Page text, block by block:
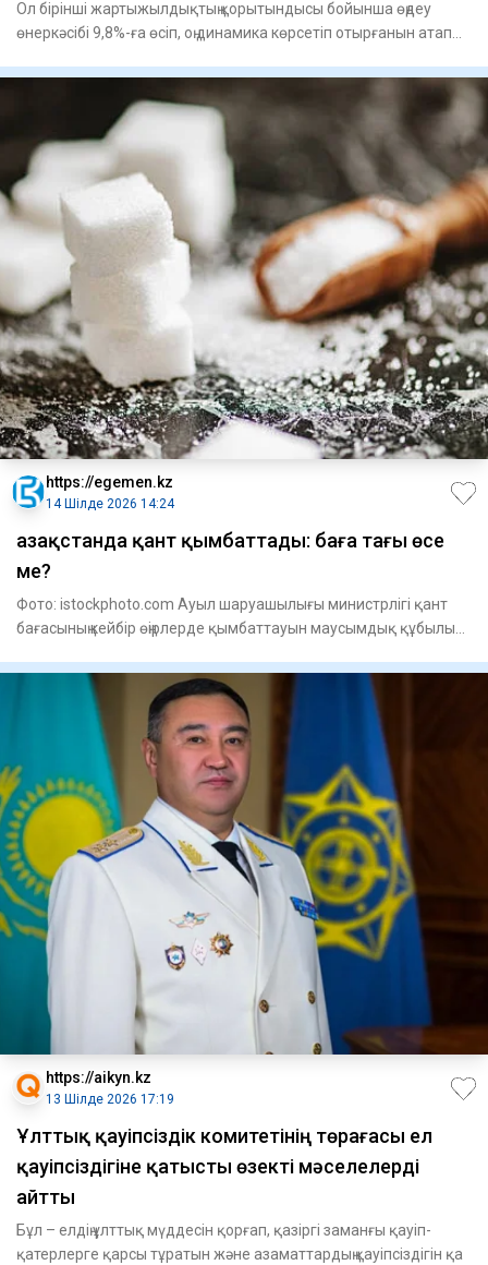
Ол бірінші жартыжылдықтың қорытын­дысы бойынша өңдеу
өнеркәсібі 9,8%-ға өсіп, оң динамика көрсетіп отырғанын атап
https://egemen.kz
14 Шілде 2026 14:24
Қазақстанда қант қымбаттады: баға тағы өсе
ме?
Фото: istockphoto.com Ауыл шаруашылығы министрлігі қант
бағасының кейбір өңірлерде қымбаттауын маусымдық құбылыс
https://aikyn.kz
13 Шілде 2026 17:19
Ұлттық қауіпсіздік комитетінің төрағасы ел
қауіпсіздігіне қатысты өзекті мәселелерді
айтты
Бұл – елдің ұлттық мүддесін қорғап, қазіргі заманғы қауіп-
қатерлерге қарсы тұратын және азаматтардың қауіпсіздігін қа